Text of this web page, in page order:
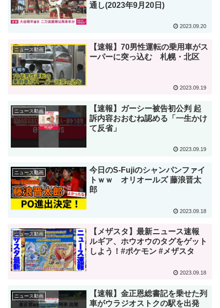
通し(2023年9月20日)
2023.09.20
ニュース動画
【速報】70男性運転の乗用車がス
ーパーに突っ込む 札幌・北区
2023.09.19
ニュース動画
【速報】ガーシー被告初公判 起
訴内容おおむね認める「一生かけ
て反省」
2023.09.19
ニュース動画
今日のS-Fujiのシャンパンファイ
トｗｗ オリオールズ 藤浪晋太
郎
2023.09.18
ニュース動画
【メザスタ】最新ニュース速報
ルギア、ホウオウのタグをゲット
しよう！#ポケモン #メザスタ
2023.09.18
ニュース動画
【速報】金正恩総書記を乗せた列
車がウラジオストクの駅を出発